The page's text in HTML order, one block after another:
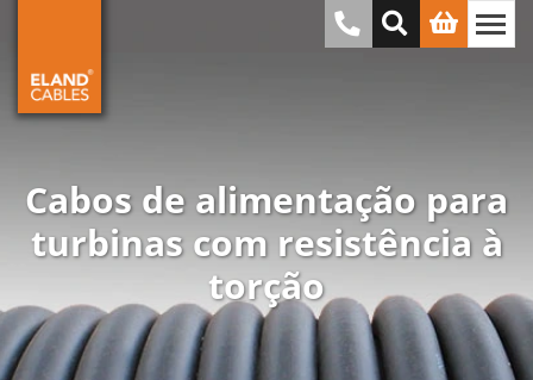
Cabos de alimentação para
turbinas com resistência à
torção